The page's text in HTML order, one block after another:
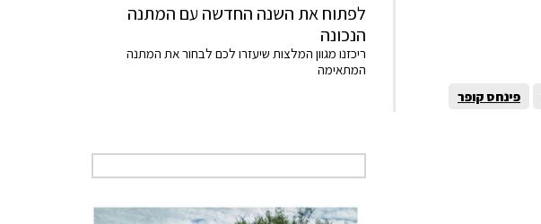
פינחס קופר
לפתוח את השנה החדשה עם המתנה
הנכונה
ריכזנו מגוון המלצות שיעזרו לכם לבחור את המתנה
המתאימה